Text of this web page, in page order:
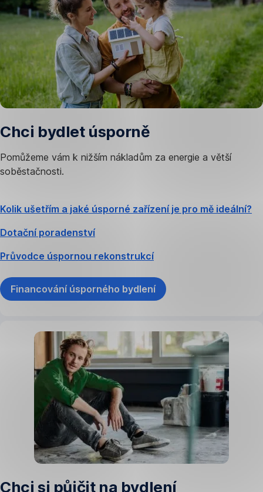
Chci bydlet úsporně
Pomůžeme vám k nižším nákladům za energie a větší
soběstačnosti.
Kolik ušetřím a jaké úsporné zařízení je pro mě ideální?
Dotační poradenství
Průvodce úspornou rekonstrukcí
Financování úsporného bydlení
Chci si půjčit na bydlení